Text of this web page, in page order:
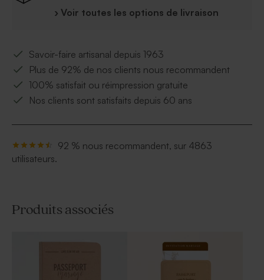
› Voir toutes les options de livraison
Savoir-faire artisanal depuis 1963
Plus de 92% de nos clients nous recommandent
100% satisfait ou réimpression gratuite
Nos clients sont satisfaits depuis 60 ans
92 % nous recommandent, sur 4863
utilisateurs.
Produits associés